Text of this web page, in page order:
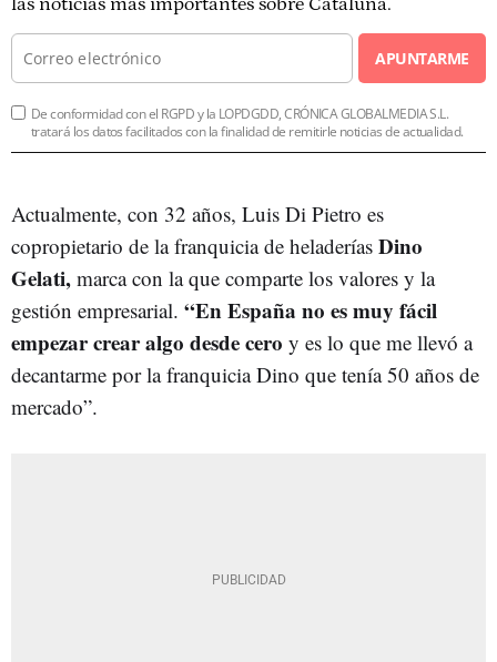
APUNTARME
De conformidad con el RGPD y la LOPDGDD, CRÓNICA GLOBALMEDIA S.L.
tratará los datos facilitados con la finalidad de remitirle noticias de actualidad.
Actualmente, con 32 años, Luis Di Pietro es
copropietario de la franquicia de heladerías Dino
Gelati, marca con la que comparte los valores y la
gestión empresarial. “En España no es muy fácil
empezar crear algo desde cero y es lo que me llevó a
decantarme por la franquicia Dino que tenía 50 años de
mercado”.